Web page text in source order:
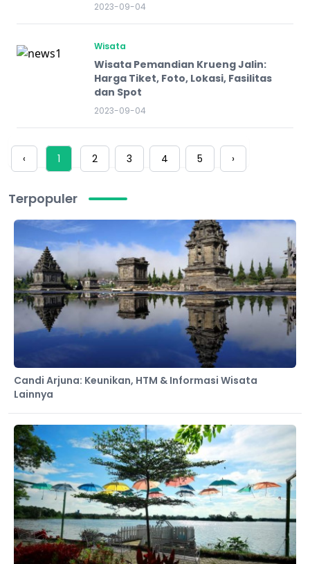
2023-09-04
Wisata
Wisata Pemandian Krueng Jalin:
Harga Tiket, Foto, Lokasi, Fasilitas
dan Spot
2023-09-04
‹ 1 2 3 4 5 ›
Terpopuler
Candi Arjuna: Keunikan, HTM & Informasi Wisata
Lainnya